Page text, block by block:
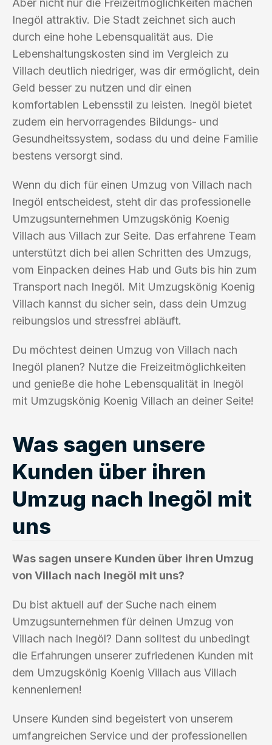
Aber nicht nur die Freizeitmöglichkeiten machen
Inegöl attraktiv. Die Stadt zeichnet sich auch
durch eine hohe Lebensqualität aus. Die
Lebenshaltungskosten sind im Vergleich zu
Villach deutlich niedriger, was dir ermöglicht, dein
Geld besser zu nutzen und dir einen
komfortablen Lebensstil zu leisten. Inegöl bietet
zudem ein hervorragendes Bildungs- und
Gesundheitssystem, sodass du und deine Familie
bestens versorgt sind.
Wenn du dich für einen Umzug von Villach nach
Inegöl entscheidest, steht dir das professionelle
Umzugsunternehmen Umzugskönig Koenig
Villach aus Villach zur Seite. Das erfahrene Team
unterstützt dich bei allen Schritten des Umzugs,
vom Einpacken deines Hab und Guts bis hin zum
Transport nach Inegöl. Mit Umzugskönig Koenig
Villach kannst du sicher sein, dass dein Umzug
reibungslos und stressfrei abläuft.
Du möchtest deinen Umzug von Villach nach
Inegöl planen? Nutze die Freizeitmöglichkeiten
und genieße die hohe Lebensqualität in Inegöl
mit Umzugskönig Koenig Villach an deiner Seite!
Was sagen unsere
Kunden über ihren
Umzug nach Inegöl mit
uns
Was sagen unsere Kunden über ihren Umzug
von Villach nach Inegöl mit uns?
Du bist aktuell auf der Suche nach einem
Umzugsunternehmen für deinen Umzug von
Villach nach Inegöl? Dann solltest du unbedingt
die Erfahrungen unserer zufriedenen Kunden mit
dem Umzugskönig Koenig Villach aus Villach
kennenlernen!
Unsere Kunden sind begeistert von unserem
umfangreichen Service und der professionellen